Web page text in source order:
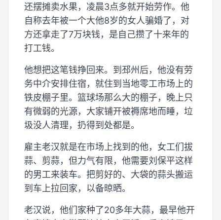
还摆摊卖水果，凌晨3点多就开始劳作。他
自称去年被一个大他8岁的女人骗婚了，对
方还拿走了7万块钱，是自己攒了十来年的
打工钱。
他想把这笔钱挣回来。到邳州后，他没有劳
务中介安排住宿，就住到当地零工市场上的
铁皮棚子里。篮球场那么大的棚子，晚上只
有微弱的光源，大家铺开被褥席地而睡，垃
圾没人清理，扔得到处都是。
雇主老汉就是在市场上找到的他，女工们拔
蒜、剪蒜，但力气有限，他需要刘保平这样
的男工来装车。把剪好的、大袋的蒜头搬运
到车上拉回家，以备晾晒。
老汉说，他们家种了20多年大蒜，最早他开